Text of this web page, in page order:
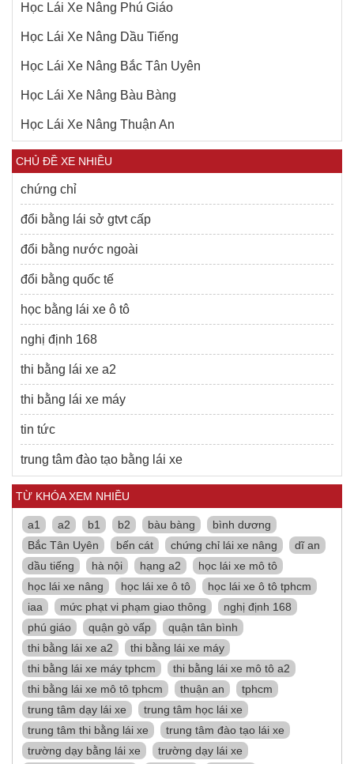
Học Lái Xe Nâng Phú Giáo
Học Lái Xe Nâng Dầu Tiếng
Học Lái Xe Nâng Bắc Tân Uyên
Học Lái Xe Nâng Bàu Bàng
Học Lái Xe Nâng Thuận An
CHỦ ĐỀ XE NHIỀU
chứng chỉ
đổi bằng lái sở gtvt cấp
đổi bằng nước ngoài
đổi bằng quốc tế
học bằng lái xe ô tô
nghị định 168
thi bằng lái xe a2
thi bằng lái xe máy
tin tức
trung tâm đào tạo bằng lái xe
TỪ KHÓA XEM NHIỀU
a1 a2 b1 b2 bàu bàng
bình dương
Bắc Tân Uyên
bến cát chứng chỉ lái xe nâng
dĩ an
dầu tiếng
hà nội hạng a2
học lái xe mô tô
học lái xe nâng
học lái xe ô tô
học lái xe ô tô tphcm
iaa
mức phạt vi phạm giao thông
nghị định 168
phú giáo
quận gò vấp
quận tân bình
thi bằng lái xe a2
thi bằng lái xe máy
thi bằng lái xe máy tphcm
thi bằng lái xe mô tô a2
thi bằng lái xe mô tô tphcm
thuận an
tphcm
trung tâm dạy lái xe
trung tâm học lái xe
trung tâm thi bằng lái xe
trung tâm đào tạo lái xe
trường dạy bằng lái xe
trường dạy lái xe